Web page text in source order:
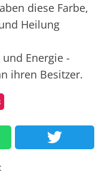
diese Farbe,
Heilung
Energie -
ihren Besitzer.